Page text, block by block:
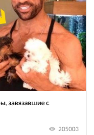
завязавшие с
205003